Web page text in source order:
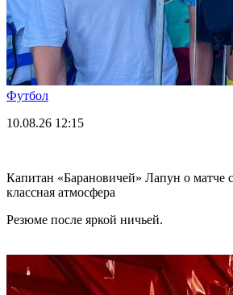
Футбол
10.08.26 12:15
Капитан «Барановичей» Лапун о матче
классная атмосфера
Резюме после яркой ничьей.